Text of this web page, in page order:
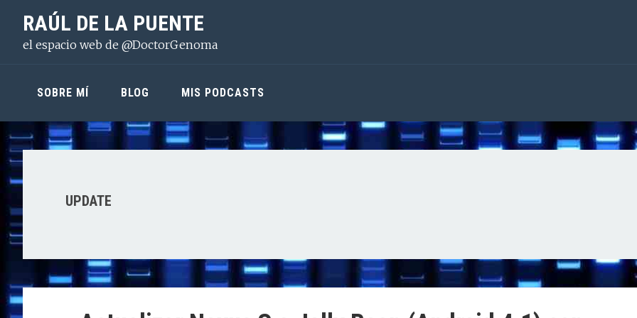
principal
contenido
lateral
RAÚL DE LA PUENTE
el espacio web de @DoctorGenoma
SOBRE MÍ BLOG MIS PODCASTS
UPDATE